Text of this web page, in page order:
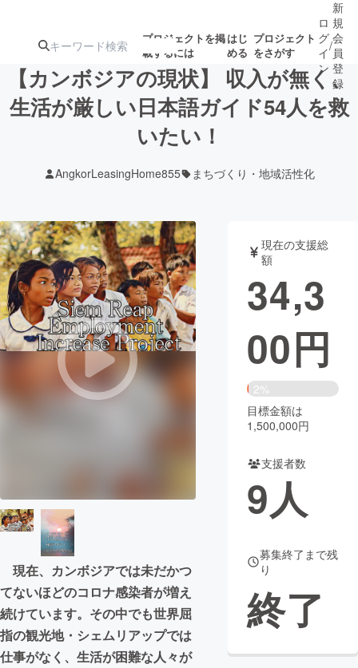
プロジェクトを掲
載するには
はじ
める
プロジェクト
をさがす
注目の新着プロ 募集終了が近いプ
テクノロジー・ガジェット
映像・映画 書籍・雑誌
ビジネス・起業 チャレンジ
まちづくり・地域活性化
CAMPFIRE Creation
コミュニティ
ロ
グ
イ
ン
/
新
規
会
員
登
録
【カンボジアの現状】 収入が無く、
生活が厳しい日本語ガイド54人を救
いたい！
AngkorLeasingHome855 まちづくり・地域活性化
現在、カンボジアでは未だかつ
てないほどのコロナ感染者が増え
続けています。その中でも世界屈
指の観光地・シェムリアップでは
仕事がなく、生活が困難な人々が
現在の支援総
額
34,3
00円
2%
目標金額は
1,500,000円
支援者数
9人
募集終了まで残
り
終了